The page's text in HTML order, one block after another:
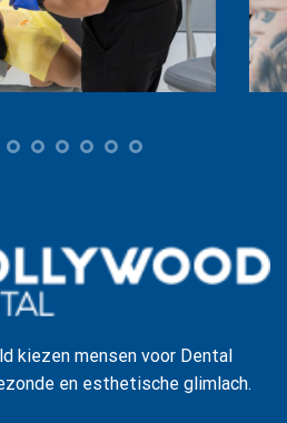
kiezen mensen voor Dental
en esthetische glimlach.